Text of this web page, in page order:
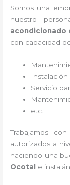
Somos una
nuestro
acondicionado
con capacidad
Instalación
Servicio
etc.
Trabajamos
autorizados a
haciendo una
Ocotal e